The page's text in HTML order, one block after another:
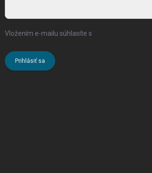
Vložením e-mailu súhlasíte s
Prihlásiť sa